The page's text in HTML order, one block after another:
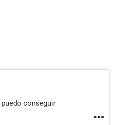
conseguir